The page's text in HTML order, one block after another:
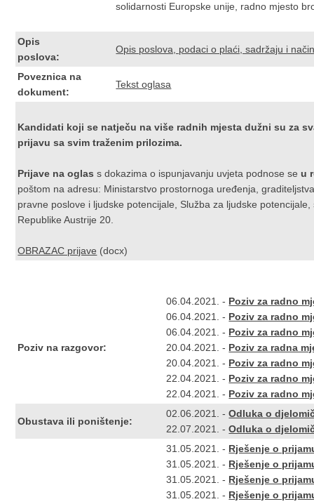
solidarnosti Europske unije, radno mjesto
Opis
poslova:
Opis poslova, podaci o plaći, sadržaju i
Poveznica na
dokument:
Tekst oglasa
Kandidati koji se natječu na više radnih mjesta dužni su za
prijavu sa svim traženim prilozima.
Prijave na oglas s dokazima o ispunjavanju uvjeta podnose se u
poštom na adresu: Ministarstvo prostornoga uređenja,
pravne poslove i ljudske potencijale, Služba za ljudske
Republike Austrije 20.
OBRAZAC prijave (docx)
Poziv na razgovor:
06.04.2021. - Poziv za radno
06.04.2021. - Poziv za radno
06.04.2021. - Poziv za radno
20.04.2021. - Poziv za radna
20.04.2021. - Poziv za radno
22.04.2021. - Poziv za radno
22.04.2021. - Poziv za radno
Obustava ili poništenje:
02.06.2021. -Odluka o
22.07.2021. -Odluka o
31.05.2021. - Rješenje o
31.05.2021. - Rješenje o
31.05.2021. - Rješenje o
31.05.2021. - Rješenje o